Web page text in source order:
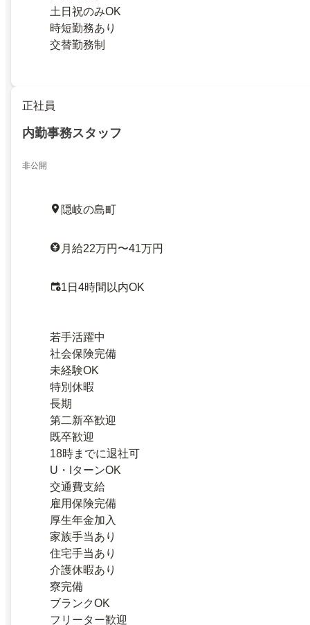
土日祝のみOK
時短勤務あり
交替勤務制
正社員
内勤事務スタッフ
非公開
隠岐の島町
月給22万円〜41万円
1日4時間以内OK
若手活躍中
社会保険完備
未経験OK
特別休暇
長期
第二新卒歓迎
既卒歓迎
18時までに退社可
U・IターンOK
交通費支給
雇用保険完備
厚生年金加入
家族手当あり
住宅手当あり
介護休暇あり
寮完備
ブランクOK
フリーター歓迎